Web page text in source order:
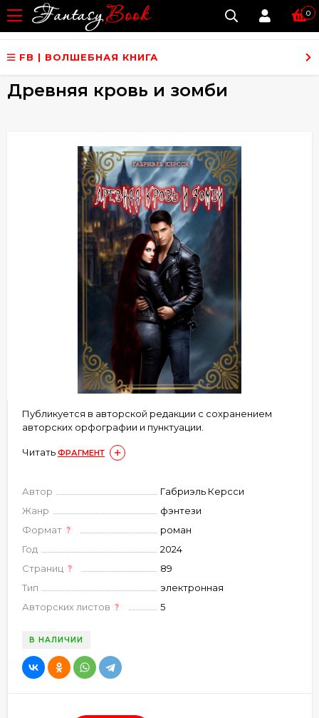
0
FB | ВОЛШЕБНАЯ КНИГА
Древняя кровь и зомби
Публикуется в авторской редакции с сохранением
авторских орфографии и пунктуации.
Читать ФРАГМЕНТ
Автор
Габриэль Керсси
Жанр
фэнтези
Формат
роман
Год
2024
Страниц
89
Тип
электронная
Авторских листов
5
В НАЛИЧИИ